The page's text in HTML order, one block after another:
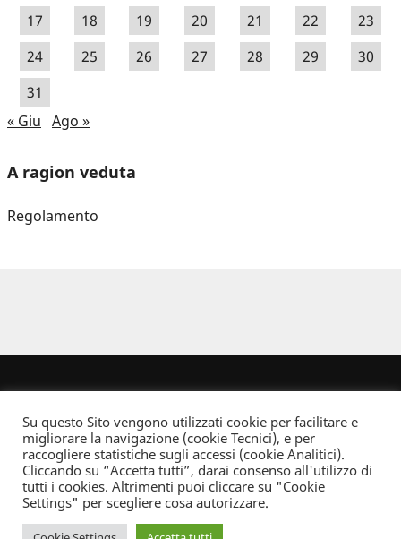
17
18 19 20 21 22
23
24
25 26 27 28 29
30
31
« Giu Ago »
A ragion veduta
Regolamento
Dove non indicato altrimenti quest’opera è distribuita con Licenza
Creative Commons Attribuzione - Non commerciale - Non opere derivate 2.5 Italia
Informativa sulla privacy
Su questo Sito vengono utilizzati cookie per facilitare e
migliorare la navigazione (cookie Tecnici), e per
raccogliere statistiche sugli accessi (cookie Analitici).
Cliccando su “Accetta tutti”, darai consenso all'utilizzo di
tutti i cookies. Altrimenti puoi cliccare su "Cookie
Settings" per scegliere cosa autorizzare.